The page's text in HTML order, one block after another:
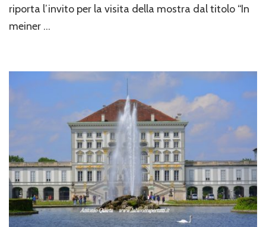
per
Monaco
di
riporta l’invito per la visita della mostra dal titolo “In
meiner …